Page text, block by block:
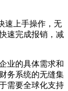
速上手操作，无
速完成报销，减
业的具体需求和
务系统的无缝集
需要全球化支持